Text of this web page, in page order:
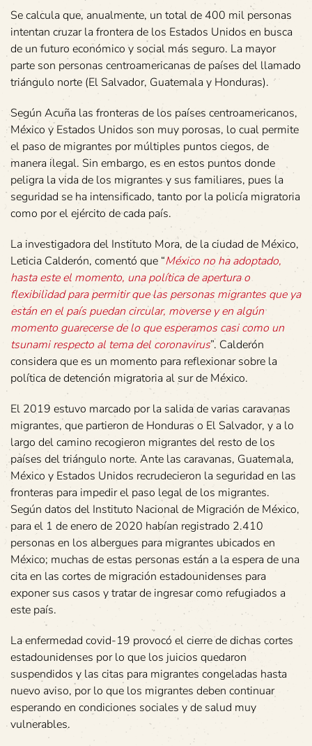
Se calcula que, anualmente, un total de 400 mil personas
intentan cruzar la frontera de los Estados Unidos en busca
de un futuro económico y social más seguro. La mayor
parte son personas centroamericanas de países del llamado
triángulo norte (El Salvador, Guatemala y Honduras).
Según Acuña las fronteras de los países centroamericanos,
México y Estados Unidos son muy porosas, lo cual permite
el paso de migrantes por múltiples puntos ciegos, de
manera ilegal. Sin embargo, es en estos puntos donde
peligra la vida de los migrantes y sus familiares, pues la
seguridad se ha intensificado, tanto por la policía migratoria
como por el ejército de cada país.
La investigadora del Instituto Mora, de la ciudad de México,
Leticia Calderón, comentó que “México no ha adoptado,
hasta este el momento, una política de apertura o
flexibilidad para permitir que las personas migrantes que ya
están en el país puedan circular, moverse y en algún
momento guarecerse de lo que esperamos casi como un
tsunami respecto al tema del coronavirus”. Calderón
considera que es un momento para reflexionar sobre la
política de detención migratoria al sur de México.
El 2019 estuvo marcado por la salida de varias caravanas
migrantes, que partieron de Honduras o El Salvador, y a lo
largo del camino recogieron migrantes del resto de los
países del triángulo norte. Ante las caravanas, Guatemala,
México y Estados Unidos recrudecieron la seguridad en las
fronteras para impedir el paso legal de los migrantes.
Según datos del Instituto Nacional de Migración de México,
para el 1 de enero de 2020 habían registrado 2.410
personas en los albergues para migrantes ubicados en
México; muchas de estas personas están a la espera de una
cita en las cortes de migración estadounidenses para
exponer sus casos y tratar de ingresar como refugiados a
este país.
La enfermedad covid-19 provocó el cierre de dichas cortes
estadounidenses por lo que los juicios quedaron
suspendidos y las citas para migrantes congeladas hasta
nuevo aviso, por lo que los migrantes deben continuar
esperando en condiciones sociales y de salud muy
vulnerables.